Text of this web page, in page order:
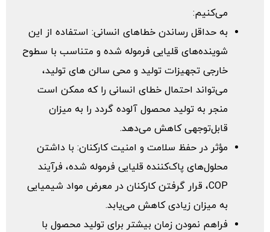
می‌‌کنیم:
به حداقل رساندن خطاهای انسانی: استفاده از این
شوینده‌‌های قلیایی فرموله شده و متناسب با سطوح
خارجی تجهیزات تولید و محی سالن های تولید،
می‌‌تواند احتمال خطای انسانی را که ممکن است
منجر به تولید محصول آلوده گردد را به میزان
قابل‌توجهی کاهش می‌‌دهد.
مؤثر در حفظ سلامت و امنیت کارکنان: با داشتن
محلول‌‌های پاک‌کننده قلیایی فرموله شده، فرآیند
COP، قرار گرفتن کارکنان در معرض مواد شیمیایی
به میزان زیادی کاهش می‌‌یابد.
فراهم نمودن زمان بیشتر برای تولید محصول با